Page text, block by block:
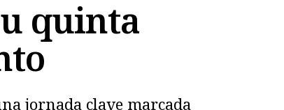
quinta
jornada clave marcada